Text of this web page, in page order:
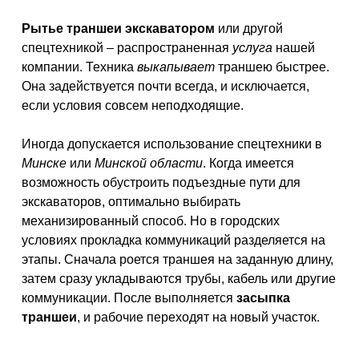
Рытье траншеи экскаватором или другой
спецтехникой – распространенная услуга нашей
компании. Техника выкапывает траншею быстрее.
Она задействуется почти всегда, и исключается,
если условия совсем неподходящие.
Иногда допускается использование спецтехники в
Минске или Минской области. Когда имеется
возможность обустроить подъездные пути для
экскаваторов, оптимально выбирать
механизированный способ. Но в городских
условиях прокладка коммуникаций разделяется на
этапы. Сначала роется траншея на заданную длину,
затем сразу укладываются трубы, кабель или другие
коммуникации. После выполняется засыпка
траншеи, и рабочие переходят на новый участок.